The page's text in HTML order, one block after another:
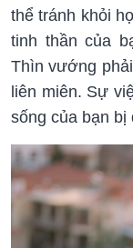
thể tránh khỏi
tinh thần của
Thìn vướng
liên miên. Sự
sống của bạn bị